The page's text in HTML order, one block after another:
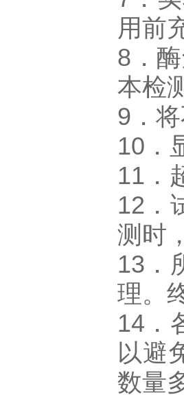
用前
8．
本检
9．
10．
11．
12．
测时
13．
理。
14．
以避
数量